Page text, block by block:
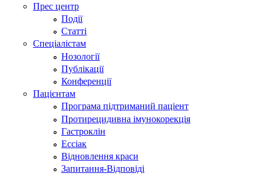
Прес центр
Події
Статті
Спеціалістам
Нозології
Публікації
Конференції
Пацієнтам
Програма підтриманий паціент
Протирецидивна імунокорекція
Гастроклін
Ессіак
Відновлення краси
Запитання-Відповіді